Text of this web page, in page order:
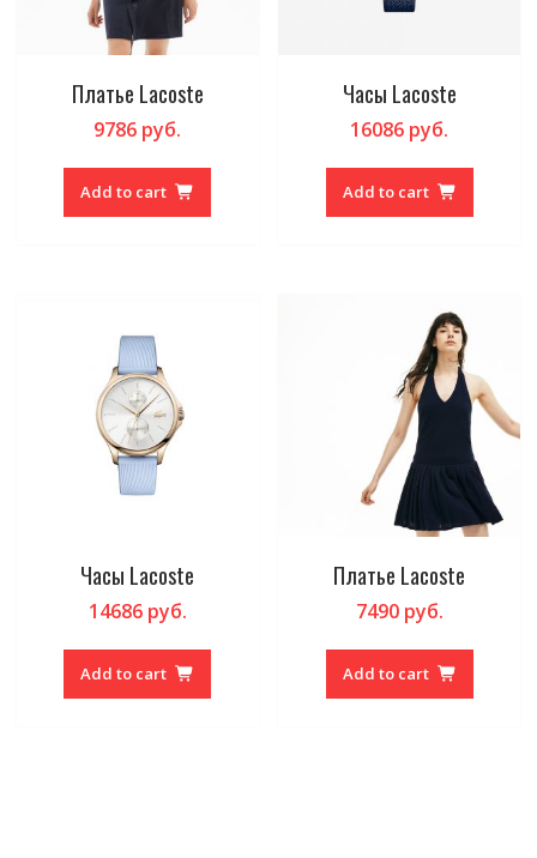
Платье Lacoste
9786 руб.
Add to cart
Часы Lacoste
16086 руб.
Add to cart
Часы Lacoste
14686руб.
Add to cart
Платье Lacoste
7490руб.
Add to cart